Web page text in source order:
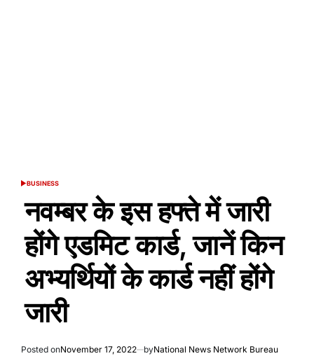
POSTED
BUSINESS
नवम्बर के इस हफ्ते में जारी
होंगे एडमिट कार्ड, जानें किन
अभ्यर्थियों के कार्ड नहीं होंगे
जारी
Posted onNovember 17, 2022 byNational News Network Bureau